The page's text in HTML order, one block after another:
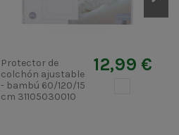
Protector de
colchón ajustable
- bambú 60/120/15
cm 31105030010
12,99 €